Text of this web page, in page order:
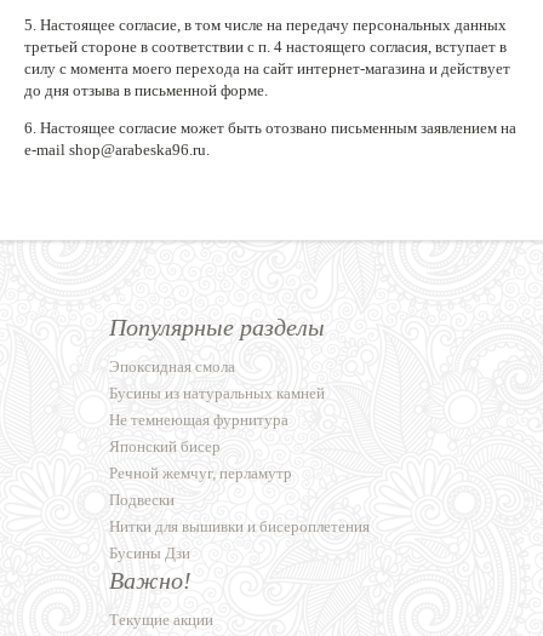
5. Настоящее согласие, в том числе на передачу персональных данных
третьей стороне в соответствии с п. 4 настоящего согласия, вступает в
силу с момента моего перехода на сайт интернет-магазина и действует
до дня отзыва в письменной форме.
6. Настоящее согласие может быть отозвано письменным заявлением на
e-mail shop@arabeska96.ru.
Популярные разделы
Эпоксидная смола
Бусины из натуральных камней
Не темнеющая фурнитура
Японский бисер
Речной жемчуг, перламутр
Подвески
Нитки для вышивки и бисероплетения
Бусины Дзи
Важно!
Текущие акции